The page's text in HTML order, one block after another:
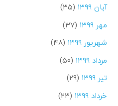
آبان ۱۳۹۹
(۳۵)
مهر ۱۳۹۹
(۳۷)
شهریور ۱۳۹۹
(۴۸)
مرداد ۱۳۹۹
(۵۰)
تیر ۱۳۹۹
(۲۹)
خرداد ۱۳۹۹
(۲۳)